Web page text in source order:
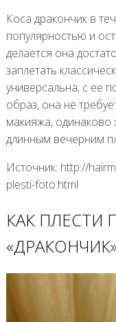
Коса дракончик в
популярностью и
делается она
заплетать
универсальна, с ее
образ, она не
макияжа, одинаково
длинным вечерним
Источник: http://
plesti-foto.html
КАК ПЛЕСТИ